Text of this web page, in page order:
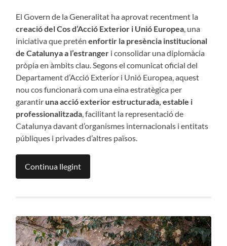
El Govern de la Generalitat ha aprovat recentment la
creació del Cos d’Acció Exterior i Unió Europea , una
iniciativa que preténenfortir la presència institucional
de Catalunya a l’estranger i consolidar una diplomàcia
pròpia en àmbits clau. Segons el comunicat oficial del
Departament d’Acció Exterior i Unió Europea, aquest
nou cos funcionarà com una eina estratègica per
garantir una acció exterior estructurada, estable i
professionalitzada , facilitant la representació de
Catalunya davant d’organismes internacionals i entitats
públiques i privades d’altres països.
Continua llegint